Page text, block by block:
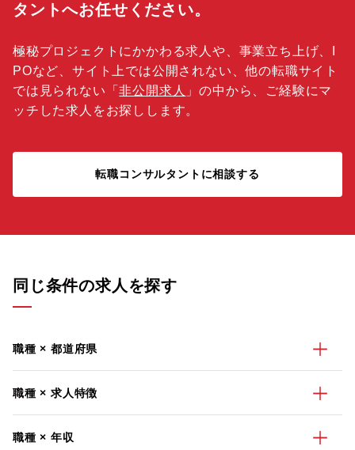
タントへお任せください。
極秘プロジェクトにかかわる求人や、事業立ち上げ、I
POなど、サイト上では公開されない、他の転職サイト
では見られない「非公開求人 」の中から、ご経験にマ
ッチした求人をお探しします。
転職コンサルタントに相談する
同じ条件の求人を探す
職種 × 都道府県
職種 × 求人特徴
職種 × 年収